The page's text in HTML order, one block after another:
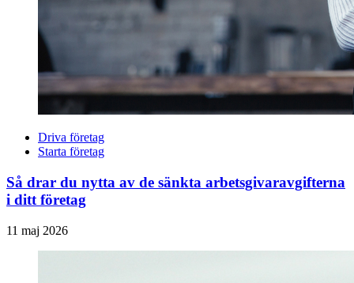
Driva företag
Starta företag
Så drar du nytta av de sänkta arbetsgivaravgifterna
i ditt företag
11 maj 2026